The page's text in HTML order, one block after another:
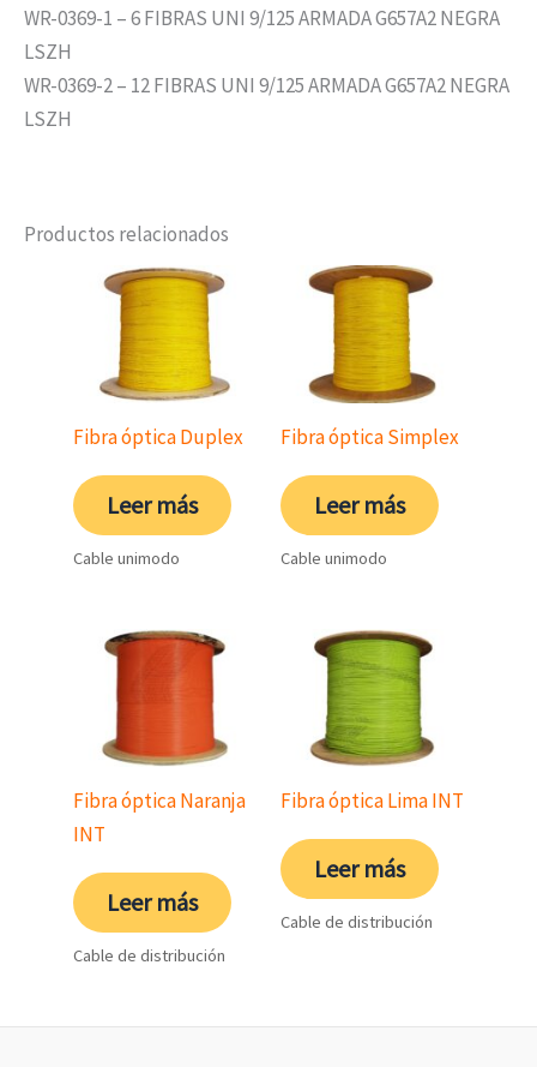
WR-0369-1 – 6 FIBRAS UNI 9/125 ARMADA G657A2 NEGRA
LSZH
WR-0369-2 – 12 FIBRAS UNI 9/125 ARMADA G657A2 NEGRA
LSZH
Productos relacionados
Fibra óptica Duplex
Leer más
Cable unimodo
Fibra óptica Simplex
Leer más
Cable unimodo
Fibra óptica Naranja
INT
Leer más
Cable de distribución
Fibra óptica Lima INT
Leer más
Cable de distribución